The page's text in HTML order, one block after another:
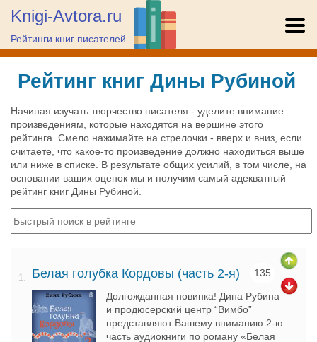
Knigi-Avtora.ru
Рейтинги книг писателей
Рейтинг книг Дины Рубиной
Начиная изучать творчество писателя - уделите внимание
произведениям, которые находятся на вершине этого
рейтинга. Смело нажимайте на стрелочки - вверх и вниз, если
считаете, что какое-то произведение должно находиться выше
или ниже в списке. В результате общих усилий, в том числе, на
основании ваших оценок мы и получим самый адекватный
рейтинг книг Дины Рубиной.
1. Белая голубка Кордовы (часть 2-я) 135
Долгожданная новинка! Дина Рубина
и продюсерский центр “Вимбо”
представляют Вашему вниманию 2-ю
часть аудиокниги по роману «Белая